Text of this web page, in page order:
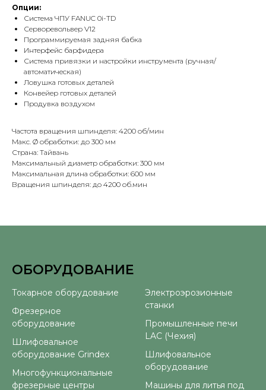
Опции:
Система ЧПУ FANUC 0i-TD
Серворевольвер V12
Программируемая задняя бабка
Интерфейс барфидера
Система привязки и настройки инструмента (ручная/
автоматическая)
Ловушка готовых деталей
Конвейер готовых деталей
Продувка воздухом
Частота вращения шпинделя: 4200 об/мин
Макс. Ø обработки: до 300 мм
Страна: Тайвань
Максимальный диаметр обработки: 300 мм
Максимальная длина обработки: 600 мм
Вращения шпинделя: до 4200 об.мин
ОБОРУДОВАНИЕ
Токарное оборудование
Фрезерное
оборудование
Шлифовальное
оборудование Grindex
Многофункциональные
фрезерные центры
Электроэрозионные
станки
Промышленные печи
LAC (Чехия)
Шлифовальное
оборудование
Машины для литья под